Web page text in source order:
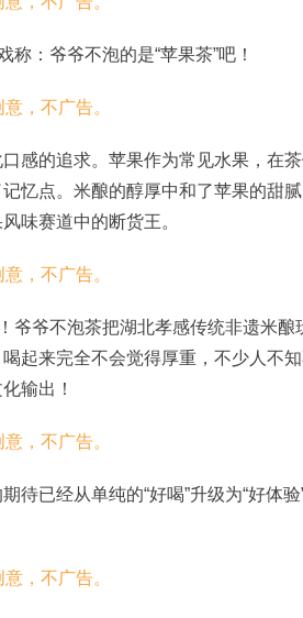
：爷爷不泡的是“苹果茶”吧！
感的追求。苹果作为常见水果，在
忆点。米酿的醇厚中和了苹果的甜
味赛道中的断货王。
爷爷不泡茶把湖北孝感传统非遗米酿
起来完全不会觉得厚重 ，不少人 不
输出！
待已经从单纯的“好喝”升级为“好体验